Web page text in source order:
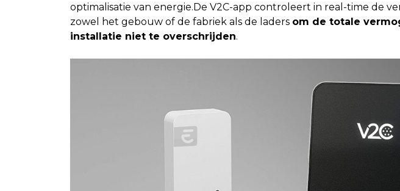
optimalisatie van energie.De V2C-app controleert in real-time de
zowel het gebouw of de fabriek als de laders om de totale
installatie niet te overschrijden.